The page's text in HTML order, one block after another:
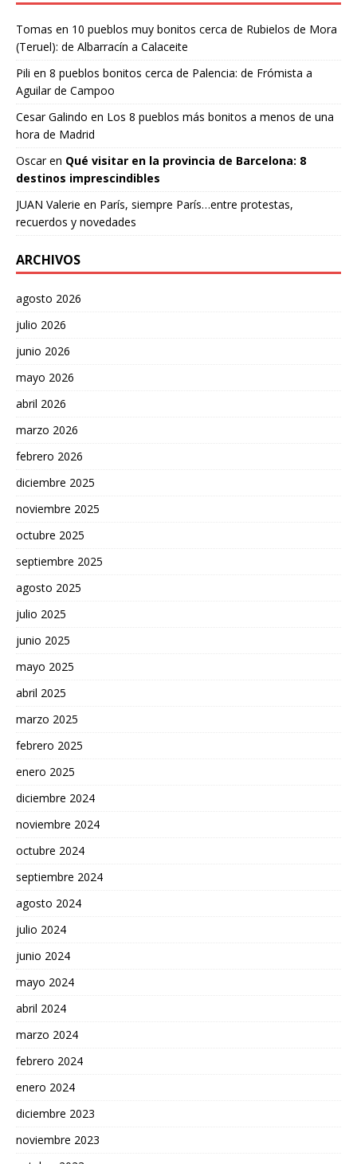
Tomas en 10 pueblos muy bonitos cerca de Rubielos de Mora
(Teruel): de Albarracín a Calaceite
Pili en 8 pueblos bonitos cerca de Palencia: de Frómista a
Aguilar de Campoo
Cesar Galindo en Los 8 pueblos más bonitos a menos de una
hora de Madrid
Oscaren Qué visitar en la provincia de Barcelona: 8
destinos imprescindibles
JUAN Valerie en París, siempre París…entre protestas,
recuerdos y novedades
ARCHIVOS
agosto 2026
julio 2026
junio 2026
mayo 2026
abril 2026
marzo 2026
febrero 2026
diciembre 2025
noviembre 2025
octubre 2025
septiembre 2025
agosto 2025
julio 2025
junio 2025
mayo 2025
abril 2025
marzo 2025
febrero 2025
enero 2025
diciembre 2024
noviembre 2024
octubre 2024
septiembre 2024
agosto 2024
julio 2024
junio 2024
mayo 2024
abril 2024
marzo 2024
febrero 2024
enero 2024
diciembre 2023
noviembre 2023